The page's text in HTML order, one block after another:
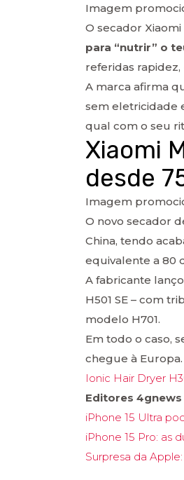
Imagem
O secador
para “nutrir” o
referidas
A marca afirma
sem eletricidade
qual com o seu
Xiaomi
desde
Imagem
O novo secador
China, tendo
equivalente a 80
A fabricante
H501 SE – com
modelo H701.
Em todo o caso,
chegue à
Ionic Hair Dryer
Editores
iPhone 15 Ultra
iPhone 15 Pro: as
Surpresa da